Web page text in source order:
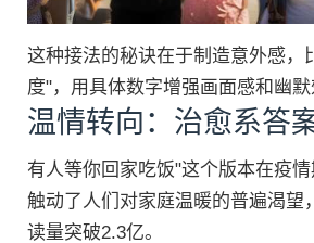
这种接法的秘诀在于制造意外感，
度"，用具体数字增强画面感和幽默
温情转向：治愈系答
有人等你回家吃饭"这个版本在疫
触动了人们对家庭温暖的普遍渴望
读量突破2.3亿。